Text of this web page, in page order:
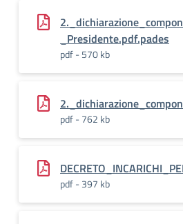
_Presidente.pdf.pades
pdf - 570 kb
pdf - 762 kb
pdf - 397 kb